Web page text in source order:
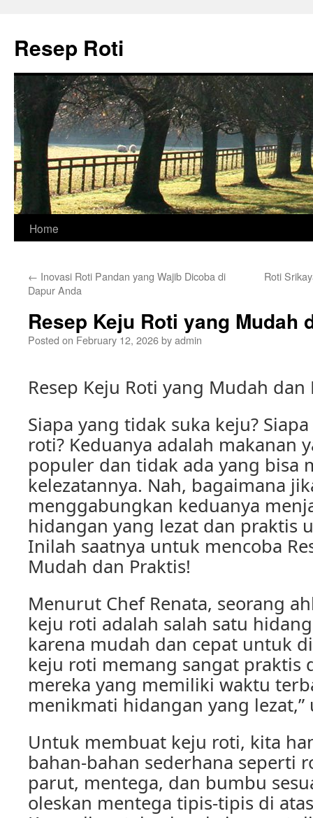
content
Resep Roti
Home
← Inovasi Roti Pandan yang Wajib Dicoba di
Dapur Anda
Roti
Resep Keju Roti yang Mudah
Posted on February 12, 2026byadmin
Resep Keju Roti yang Mudah dan
Siapa yang tidak suka keju?
roti? Keduanya adalah makanan
populer dan tidak ada yang bisa
kelezatannya. Nah, bagaimana
menggabungkan keduanya
hidangan yang lezat dan praktis
Inilah saatnya untuk mencoba
Mudah dan Praktis!
Menurut Chef Renata, seorang
keju roti adalah salah satu
karena mudah dan cepat untuk
keju roti memang sangat praktis
mereka yang memiliki waktu
menikmati hidangan yang lezat,”
Untuk membuat keju roti, kita
bahan-bahan sederhana seperti
parut, mentega, dan bumbu
oleskan mentega tipis-tipis di